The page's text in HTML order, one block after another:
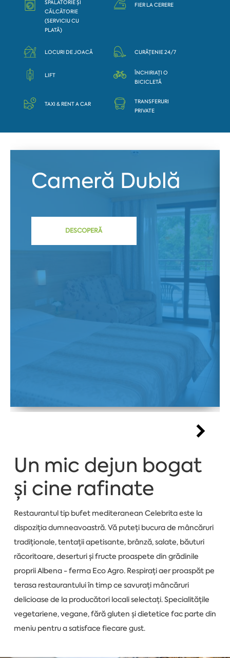
SPĂLĂTORIE ȘI
CĂLCĂTORIE
(SERVICIU CU
PLATĂ)
FIER LA CERERE
LOCURI DE JOACĂ CURĂȚENIE 24/7
LIFT
ÎNCHIRIAȚI O
BICICLETĂ
TAXI & RENT A CAR
TRANSFERURI
PRIVATE
Cameră Dublă
DESCOPERĂ
Un mic dejun bogat
și cine rafinate
Restaurantul tip bufet mediteranean Celebrita este la
dispoziția dumneavoastră. Vă puteți bucura de mâncăruri
tradiționale, tentații apetisante, brânză, salate, băuturi
răcoritoare, deserturi și fructe proaspete din grădinile
proprii Albena - ferma Eco Agro. Respirați aer proaspăt pe
terasa restaurantului în timp ce savurați mâncăruri
delicioase de la producători locali selectați. Specialitățile
vegetariene, vegane, fără gluten și dietetice fac parte din
meniu pentru a satisface fiecare gust.